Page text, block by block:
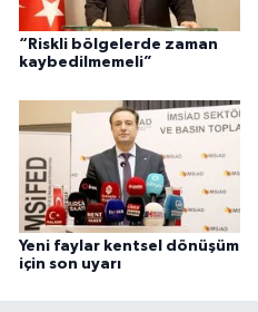
“Riskli bölgelerde zaman
kaybedilmemeli”
Yeni faylar kentsel dönüşüm
için son uyarı